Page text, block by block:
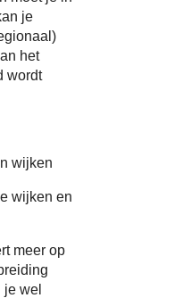
je
het
wordt
wijken
wijken en
meer op
wel